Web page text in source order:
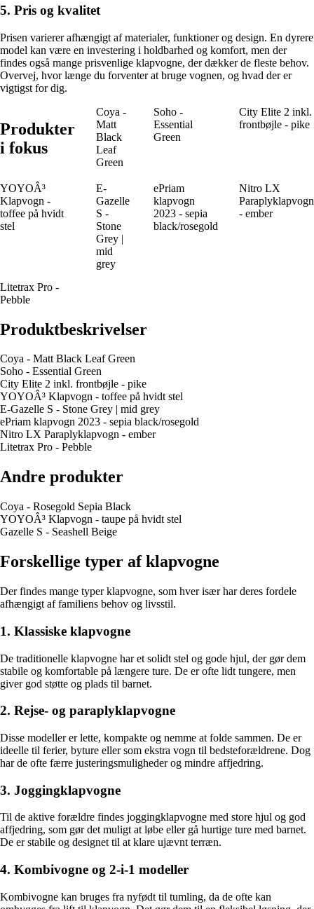
5. Pris og kvalitet
Prisen varierer afhængigt af materialer, funktioner og design. En dyrere
model kan være en investering i holdbarhed og komfort, men der
findes også mange prisvenlige klapvogne, der dækker de fleste behov.
Overvej, hvor længe du forventer at bruge vognen, og hvad der er
vigtigst for dig.
Produkter
i fokus
Coya -
Matt
Black
Leaf
Green
Soho -
Essential
Green
City Elite 2 inkl.
frontbøjle - pike
YOYOÂ³
Klapvogn -
toffee på hvidt
stel
E-
Gazelle
S -
Stone
Grey |
mid
grey
ePriam
klapvogn
2023 - sepia
black/rosegold
Nitro LX
Paraplyklapvogn
- ember
Litetrax Pro -
Pebble
Produktbeskrivelser
Coya - Matt Black Leaf Green
Soho - Essential Green
City Elite 2 inkl. frontbøjle - pike
YOYOÂ³ Klapvogn - toffee på hvidt stel
E-Gazelle S - Stone Grey | mid grey
ePriam klapvogn 2023 - sepia black/rosegold
Nitro LX Paraplyklapvogn - ember
Litetrax Pro - Pebble
Andre produkter
Coya - Rosegold Sepia Black
YOYOÂ³ Klapvogn - taupe på hvidt stel
Gazelle S - Seashell Beige
Forskellige typer af klapvogne
Der findes mange typer klapvogne, som hver især har deres fordele
afhængigt af familiens behov og livsstil.
1. Klassiske klapvogne
De traditionelle klapvogne har et solidt stel og gode hjul, der gør dem
stabile og komfortable på længere ture. De er ofte lidt tungere, men
giver god støtte og plads til barnet.
2. Rejse- og paraplyklapvogne
Disse modeller er lette, kompakte og nemme at folde sammen. De er
ideelle til ferier, byture eller som ekstra vogn til bedsteforældrene. Dog
har de ofte færre justeringsmuligheder og mindre affjedring.
3. Joggingklapvogne
Til de aktive forældre findes joggingklapvogne med store hjul og god
affjedring, som gør det muligt at løbe eller gå hurtige ture med barnet.
De er stabile og designet til at klare ujævnt terræn.
4. Kombivogne og 2-i-1 modeller
Kombivogne kan bruges fra nyfødt til tumling, da de ofte kan